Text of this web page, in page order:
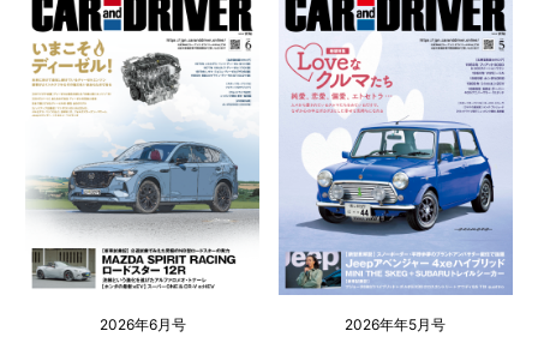
2026年6月号 2026年年5月号